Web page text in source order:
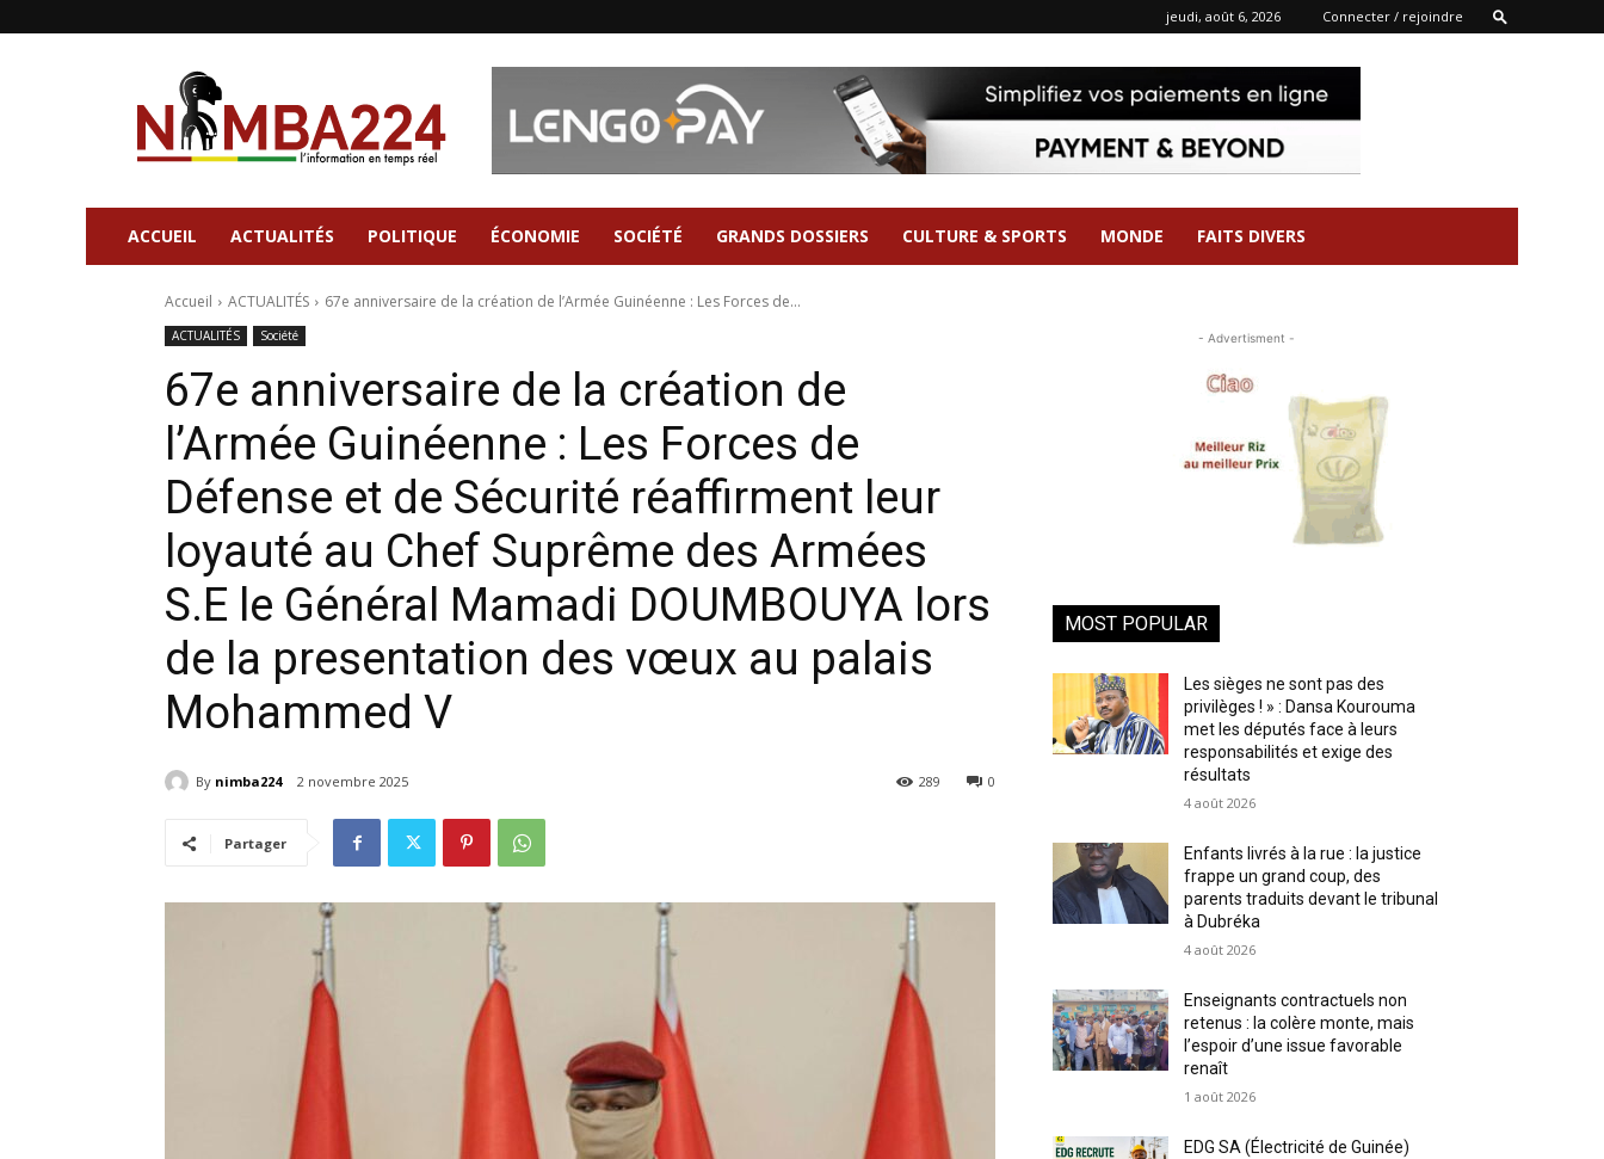
jeudi, août 6, 2026 Connecter / rejoindre
Nimba224
Site
d'information
ACCUEIL ACTUALITÉS POLITIQUE ÉCONOMIE SOCIÉTÉ GRANDS DOSSIERS CULTURE & SPORTS MONDE FAITS DIVERS
Accueil ACTUALITÉS 67e anniversaire de la création de l’Armée Guinéenne : Les Forces de...
ACTUALITÉS Société
67e anniversaire de la création de
l’Armée Guinéenne : Les Forces de
Défense et de Sécurité réaffirment leur
loyauté au Chef Suprême des Armées
S.E le Général Mamadi DOUMBOUYA lors
de la presentation des vœux au palais
Mohammed V
By nimba224 2 novembre 2025 0
289
Partager
- Advertisment -
MOST POPULAR
Les sièges ne sont pas des
privilèges ! » : Dansa Kourouma
met les députés face à leurs
responsabilités et exige des
résultats
4 août 2026
Enfants livrés à la rue : la justice
frappe un grand coup, des
parents traduits devant le tribunal
à Dubréka
4 août 2026
Enseignants contractuels non
retenus : la colère monte, mais
l’espoir d’une issue favorable
renaît
1 août 2026
EDG SA (Électricité de Guinée)